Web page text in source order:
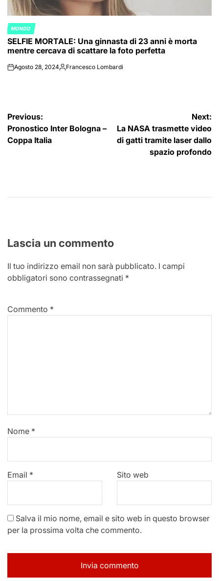
POSTED
IN
MONDO
SELFIE MORTALE: Una ginnasta di 23 anni è morta
mentre cercava di scattare la foto perfetta
onAgosto 28, 2024Posted
Francesco Lombardi
Navigazione
articoli
Previous:
Pronostico Inter Bologna –
Coppa Italia
Next:
La NASA trasmette video
di gatti tramite laser dallo
spazio profondo
Lascia un commento
Il tuo indirizzo email non sarà pubblicato. I campi
obbligatori sono contrassegnati *
Commento *
Nome *
Email * Sito web
Salva il mio nome, email e sito web in questo browser
per la prossima volta che commento.